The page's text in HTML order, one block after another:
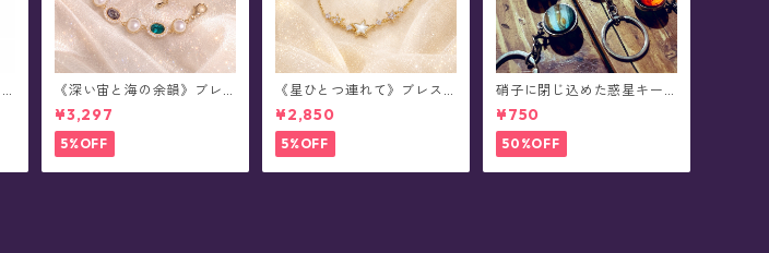
《深い宙と海の余韻》ブレ
スレット
¥3,297
5%OFF
《星ひとつ連れて》ブレス
レット
¥2,850
5%OFF
硝子に閉じ込めた惑星キー
ホルダー
¥750
50%OFF